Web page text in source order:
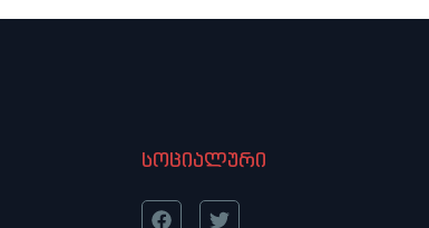
სოციალური